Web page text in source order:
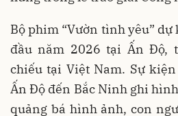
Bộ phim “Vườn tình yêu”
đầu năm 2026 tại Ấn Độ,
chiếu tại Việt Nam. Sự
Ấn Độ đến Bắc Ninh ghi
quảng bá hình ảnh, con